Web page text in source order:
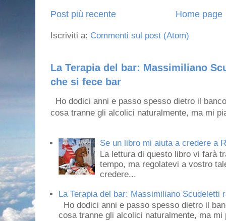
Post più recente Home page
Iscriviti a: Commenti sul post (Atom)
La Terapia del bar: Massimiliano
che si fece bar
Ho dodici anni e passo spesso dietro il
cosa tranne gli alcolici naturalmente, ma mi
Se un libro mi aiuta a credere a
La lettura di questo libro vi farà
tempo, ma regolatevi a vostro
credere...
La Terapia del bar: Massimiliano
Ho dodici anni e passo spesso dietro il
cosa tranne gli alcolici naturalmente, ma mi